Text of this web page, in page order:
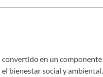
en un
bienestar social y